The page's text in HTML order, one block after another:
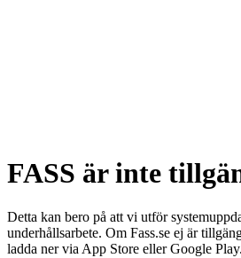
FASS är inte
Detta kan bero på att vi utför
underhållsarbete. Om Fass.se ej är
ladda ner via App Store eller Google Play.